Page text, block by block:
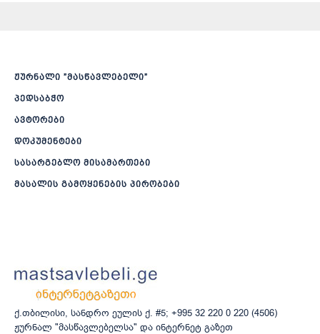
ჟურნალი ”მასწავლებელი”
პედსაბჭო
ავტორები
დოკუმენტები
სასარგებლო მისამართები
მასალის გამოყენების პირობები
ქ.თბილისი, სანდრო ეულის ქ. #5; +995 32 220 0 220 (4506)
ჟურნალ "მასწავლებელსა" და ინტერნეტ გაზეთ